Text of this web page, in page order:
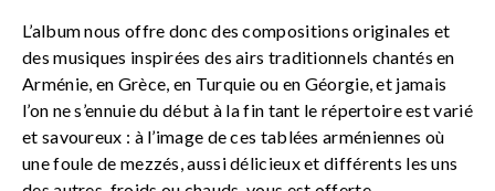
L’album nous offre donc des compositions originales et
des musiques inspirées des airs traditionnels chantés en
Arménie, en Grèce, en Turquie ou en Géorgie, et jamais
l’on ne s’ennuie du début à la fin tant le répertoire est varié
et savoureux : à l’image de ces tablées arméniennes où
une foule de mezzés, aussi délicieux et différents les uns